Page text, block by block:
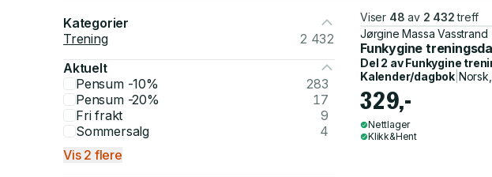
Kategorier
Trening
2 432
Aktuelt
Pensum -10%
283
Pensum -20%
17
Fri frakt
9
Sommersalg
4
Vis 2 flere
Viser 48 av 2 432 treff
Jørgine Massa Vasstrand
Funkygine
Del 2 avFunkygine
Kalender/dagbok
329,-
Nettlager
Klikk&Hent